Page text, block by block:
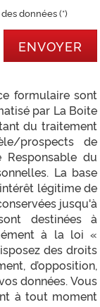
données (*)
ENVOYER
formulaire sont
par La Boite
du traitement
prospects de
du
La base
légitime de
jusqu'à
destinées à
à la loi «
des droits
d’opposition,
données. Vous
à tout moment